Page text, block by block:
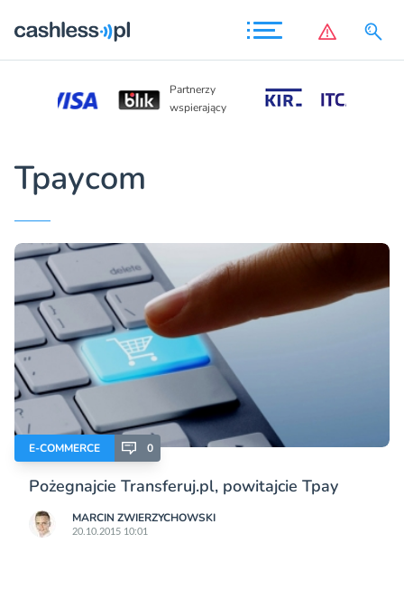
Partnerzy
wspierający
Tpaycom
E-COMMERCE 0
Pożegnajcie Transferuj.pl, powitajcie Tpay
MARCIN ZWIERZYCHOWSKI
20.10.2015 10:01